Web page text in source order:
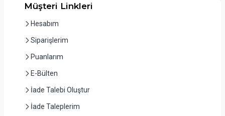
Müşteri Linkleri
Hesabım
Siparişlerim
Puanlarım
E-Bülten
İade Talebi Oluştur
İade Taleplerim